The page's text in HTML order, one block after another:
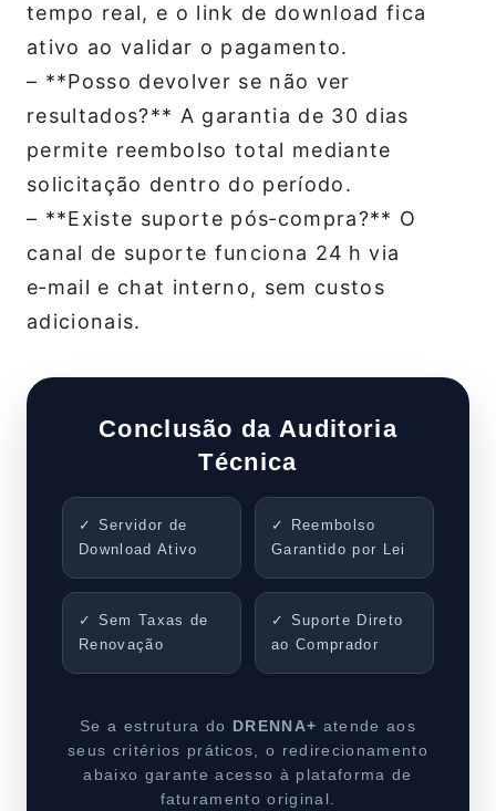
tempo real, e o link de download fica
ativo ao validar o pagamento.
– **Posso devolver se não ver
resultados?** A garantia de 30 dias
permite reembolso total mediante
solicitação dentro do período.
– **Existe suporte pós‑compra?** O
canal de suporte funciona 24 h via
e‑mail e chat interno, sem custos
adicionais.
Conclusão da Auditoria
Técnica
✓ Servidor de
Download Ativo
✓ Reembolso
Garantido por Lei
✓ Sem Taxas de
Renovação
✓ Suporte Direto
ao Comprador
Se a estrutura do DRENNA+ atende aos
seus critérios práticos, o redirecionamento
abaixo garante acesso à plataforma de
faturamento original.